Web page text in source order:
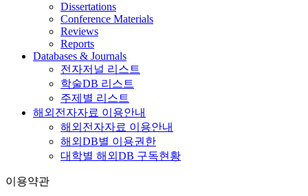
Dissertations
Conference Materials
Reviews
Reports
Databases & Journals
전자저널 리스트
학술DB 리스트
주제별 리스트
해외전자자료 이용안내
해외전자자료 이용안내
해외DB별 이용권한
대학별 해외DB 구독현황
이용약관